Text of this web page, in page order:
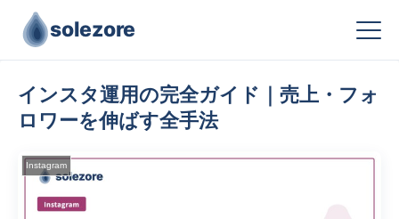
solezore
インスタ運用の完全ガイド｜売上・フォ
ロワーを伸ばす全手法
Instagram